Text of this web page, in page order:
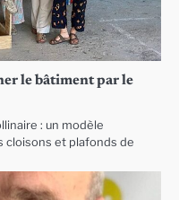
le bâtiment par le
: un modèle
cloisons et plafonds de